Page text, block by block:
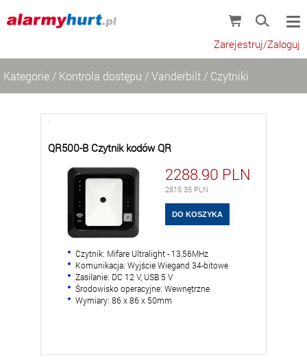
Zarejestruj/Zaloguj
Kategorie / Kontrola dostępu /Vanderbilt / Czytniki
QR500-B Czytnik kodów QR
2288.90 PLN
2815.35 PLN
Czytnik: Mifare Ultralight - 13,56MHz
Komunikacja: Wyjście Wiegand 34-bitowe
Zasilanie: DC 12 V, USB 5 V
Środowisko operacyjne: Wewnętrzne
Wymiary: 86 x 86 x 50mm